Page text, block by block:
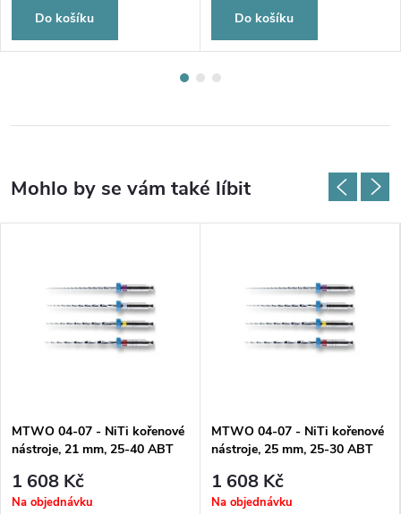
Do košíku Do košíku
MTWO 04-07 - NiTi kořenové
nástroje, 21 mm, 25-40 ABT
1 608 Kč
Na objednávku
MTWO 04-07 - NiTi kořenové
nástroje, 25 mm, 25-30 ABT
1 608 Kč
Na objednávku